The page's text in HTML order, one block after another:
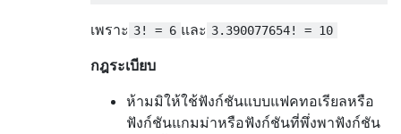
เพราะ 3! = 6 และ 3.390077654! = 10
กฎระเบียบ
ห้ามมิให้ใช้ฟังก์ชันแบบแฟคทอเรียลหรือ
ฟังก์ชันแกมม่าหรือฟังก์ชันที่พึ่งพาฟังก์ชัน